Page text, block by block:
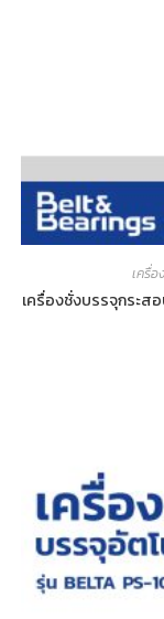
เครื่อ
เครื่องชั่งบรรจุกระส